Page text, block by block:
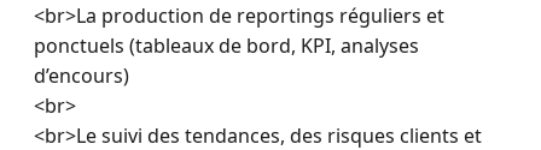
<br>La production de reportings réguliers et
ponctuels (tableaux de bord, KPI, analyses
d’encours)
<br>
<br>Le suivi des tendances, des risques clients et